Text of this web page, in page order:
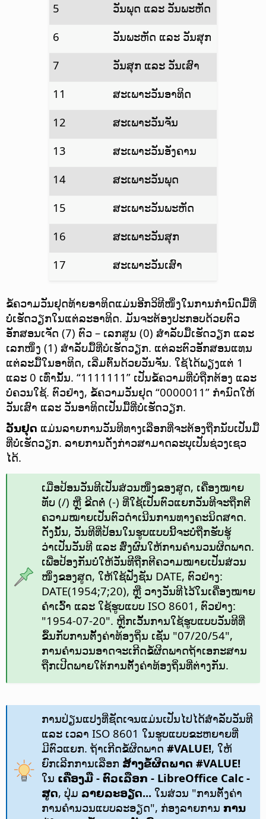
5
ວັນພຸດ ແລະ ວັນພະຫັດ
6
ວັນພະຫັດ ແລະ ວັນສຸກ
7
ວັນສຸກ ແລະ ວັນເສົາ
11
ສະເພາະວັນອາທິດ
12
ສະເພາະວັນຈັນ
13
ສະເພາະວັນອັງຄານ
14
ສະເພາະວັນພຸດ
15
ສະເພາະວັນພະຫັດ
16
ສະເພາະວັນສຸກ
17
ສະເພາະວັນເສົາ
ຂໍ້ຄວາມວັນຢຸດທ້າຍອາທິດແມ່ນອີກວິທີໜຶ່ງໃນການກຳນົດມື້ທີ່
ບໍ່ເຮັດວຽກໃນແຕ່ລະອາທິດ. ມັນຈະຕ້ອງປະກອບດ້ວຍຕົວ
ອັກສອນເຈັດ (7) ຕົວ – ເລກສູນ (0) ສຳລັບມື້ເຮັດວຽກ ແລະ
ເລກໜຶ່ງ (1) ສຳລັບມື້ທີ່ບໍ່ເຮັດວຽກ. ແຕ່ລະຕົວອັກສອນແທນ
ແຕ່ລະມື້ໃນອາທິດ, ເລີ່ມຕົ້ນດ້ວຍວັນຈັນ. ໃຊ້ໄດ້ພຽງແຕ່ 1
ແລະ 0 ເທົ່ານັ້ນ. “1111111” ເປັນຂໍ້ຄວາມທີ່ບໍ່ຖືກຕ້ອງ ແລະ
ບໍ່ຄວນໃຊ້. ຕົວຢ່າງ, ຂໍ້ຄວາມວັນຢຸດ “0000011” ກຳນົດໃຫ້
ວັນເສົາ ແລະ ວັນອາທິດເປັນມື້ທີ່ບໍ່ເຮັດວຽກ.
ວັນຢຸດ ແມ່ນລາຍການວັນທີທາງເລືອກທີ່ຈະຕ້ອງຖືກນັບເປັນມື້
ທີ່ບໍ່ເຮັດວຽກ. ລາຍການດັ່ງກ່າວສາມາດລະບຸເປັນຊ່ວງເຊວ
ໄດ້.
ເມື່ອປ້ອນວັນທີເປັນສ່ວນໜຶ່ງຂອງສູດ, ເຄື່ອງໝາຍ
ທັບ (/) ຫຼື ຂີດຕໍ່ (-) ທີ່ໃຊ້ເປັນຕົວແຍກວັນທີຈະຖືກຕີ
ຄວາມໝາຍເປັນຕົວດຳເນີນການທາງຄະນິດສາດ.
ດັ່ງນັ້ນ, ວັນທີທີ່ປ້ອນໃນຮູບແບບນີ້ຈະບໍ່ຖືກຮັບຮູ້
ວ່າເປັນວັນທີ ແລະ ສົ່ງຜົນໃຫ້ການຄຳນວນຜິດພາດ.
ເພື່ອປ້ອງກັນບໍ່ໃຫ້ວັນທີຖືກຕີຄວາມໝາຍເປັນສ່ວນ
ໜຶ່ງຂອງສູດ, ໃຫ້ໃຊ້ຟັງຊັນ DATE, ຕົວຢ່າງ:
DATE(1954;7;20), ຫຼື ວາງວັນທີໄວ້ໃນເຄື່ອງໝາຍ
ຄຳເວົ້າ ແລະ ໃຊ້ຮູບແບບ ISO 8601, ຕົວຢ່າງ:
"1954-07-20". ຫຼີກເວັ້ນການໃຊ້ຮູບແບບວັນທີທີ່
ຂຶ້ນກັບການຕັ້ງຄ່າທ້ອງຖິ່ນ ເຊັ່ນ "07/20/54",
ການຄຳນວນອາດຈະເກີດຂໍ້ຜິດພາດຖ້າເອກະສານ
ຖືກເປີດພາຍໃຕ້ການຕັ້ງຄ່າທ້ອງຖິ່ນທີ່ຕ່າງກັນ.
ການປ່ຽນແປງທີ່ຊັດເຈນແມ່ນເປັນໄປໄດ້ສຳລັບວັນທີ
ແລະ ເວລາ ISO 8601 ໃນຮູບແບບຂະຫຍາຍທີ່
ມີຕົວແຍກ. ຖ້າເກີດຂໍ້ຜິດພາດ #VALUE!, ໃຫ້
ຍົກເລີກການເລືອກ ສ້າງຂໍ້ຜິດພາດ #VALUE!
ໃນ ເຄື່ອງມື - ຕົວເລືອກ - LibreOffice Calc -
ສູດ, ປຸ່ມ ລາຍລະອຽດ...ໃນສ່ວນ "ການຕັ້ງຄ່າ
ການຄຳນວນແບບລະອຽດ", ກ່ອງລາຍການ ການ